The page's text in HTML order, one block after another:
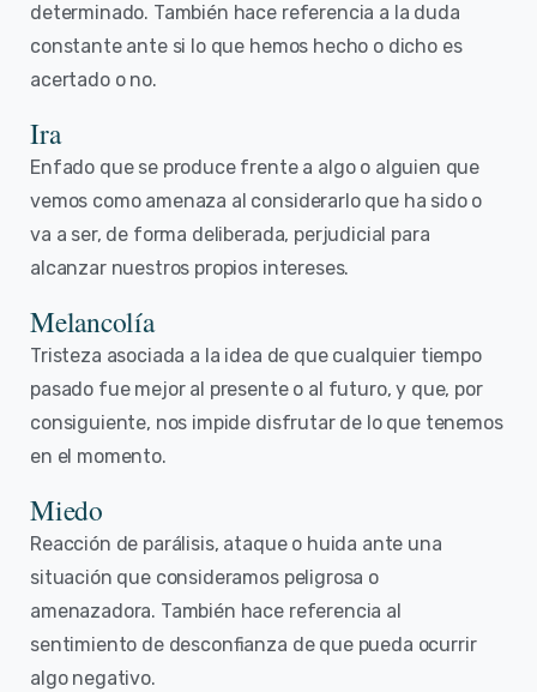
determinado. También hace referencia a la duda
constante ante si lo que hemos hecho o dicho es
acertado o no.
Ira
Enfado que se produce frente a algo o alguien que
vemos como amenaza al considerarlo que ha sido o
va a ser, de forma deliberada, perjudicial para
alcanzar nuestros propios intereses.
Melancolía
Tristeza asociada a la idea de que cualquier tiempo
pasado fue mejor al presente o al futuro, y que, por
consiguiente, nos impide disfrutar de lo que tenemos
en el momento.
Miedo
Reacción de parálisis, ataque o huida ante una
situación que consideramos peligrosa o
amenazadora. También hace referencia al
sentimiento de desconfianza de que pueda ocurrir
algo negativo.